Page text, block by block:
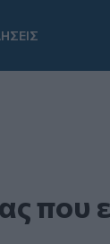
που